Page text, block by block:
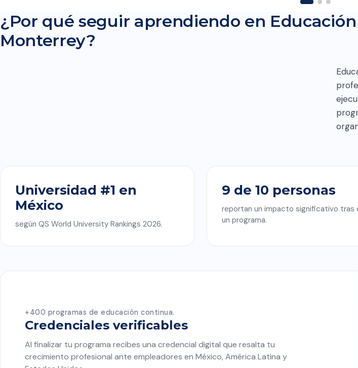
¿Por qué seguir aprendiendo en
Monterrey?
Universidad #1 en
México
según QS World University Rankings 2026.
9 de 10 personas
reportan un impacto significativo tras
un programa.
+400 programas de educación continua.
Credenciales verificables
Al finalizar tu programa recibes una credencial digital que resalta tu
crecimiento profesional ante empleadores en México, América Latina y